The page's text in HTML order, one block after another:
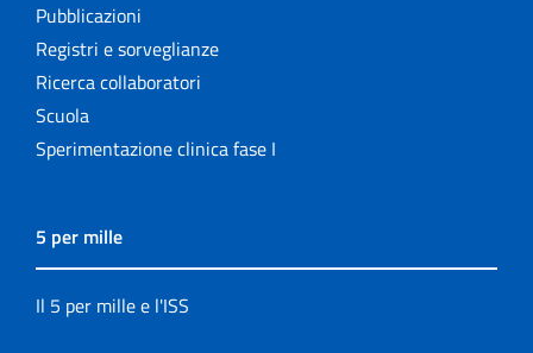
Pubblicazioni
Registri e sorveglianze
Ricerca collaboratori
Scuola
Sperimentazione clinica fase I
5 per mille
Il 5 per mille e l'ISS